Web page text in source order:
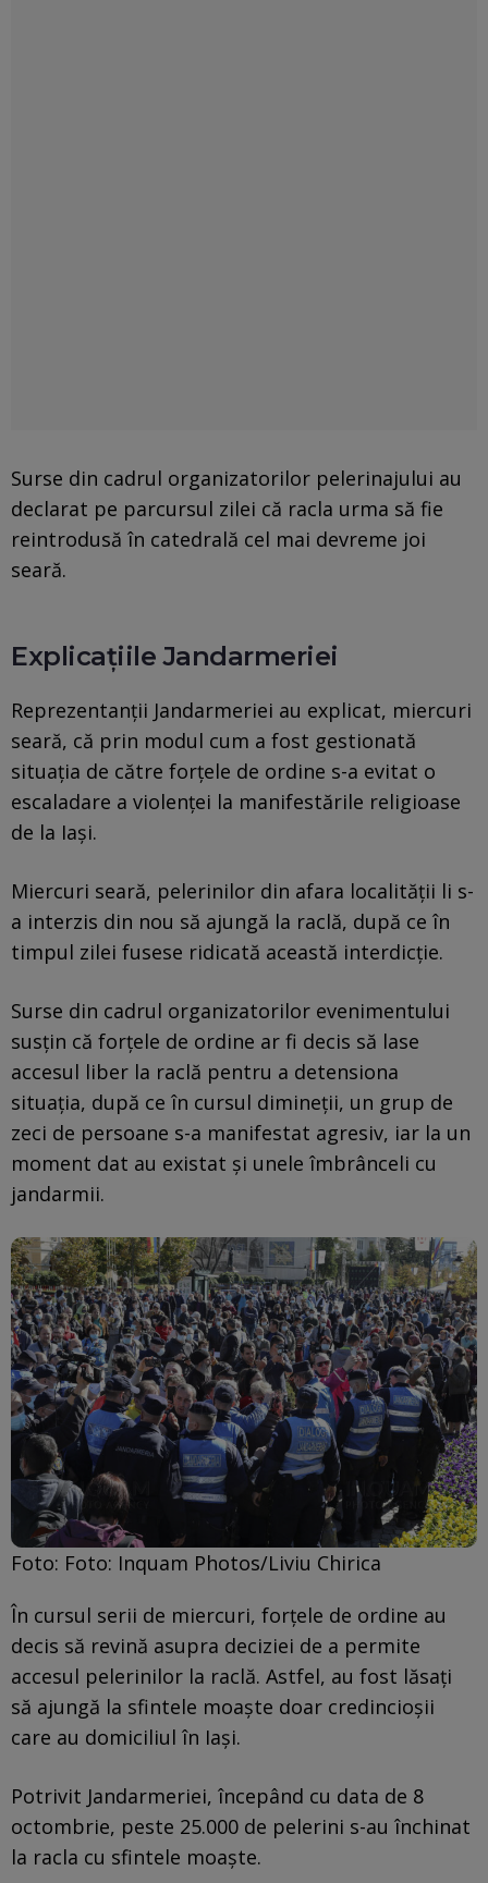
Surse din cadrul organizatorilor pelerinajului au
declarat pe parcursul zilei că racla urma să fie
reintrodusă în catedrală cel mai devreme joi
seară.
Explicaţiile Jandarmeriei
Reprezentanţii Jandarmeriei au explicat, miercuri
seară, că prin modul cum a fost gestionată
situaţia de către forţele de ordine s-a evitat o
escaladare a violenţei la manifestările religioase
de la Iaşi.
Miercuri seară, pelerinilor din afara localităţii li s-
a interzis din nou să ajungă la raclă, după ce în
timpul zilei fusese ridicată această interdicţie.
Surse din cadrul organizatorilor evenimentului
susţin că forţele de ordine ar fi decis să lase
accesul liber la raclă pentru a detensiona
situaţia, după ce în cursul dimineţii, un grup de
zeci de persoane s-a manifestat agresiv, iar la un
moment dat au existat şi unele îmbrânceli cu
jandarmii.
Foto: Foto: Inquam Photos/Liviu Chirica
În cursul serii de miercuri, forţele de ordine au
decis să revină asupra deciziei de a permite
accesul pelerinilor la raclă. Astfel, au fost lăsaţi
să ajungă la sfintele moaşte doar credincioşii
care au domiciliul în Iaşi.
Potrivit Jandarmeriei, începând cu data de 8
octombrie, peste 25.000 de pelerini s-au închinat
la racla cu sfintele moaşte.